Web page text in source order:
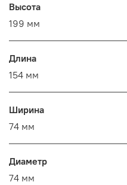
Высота
199 мм
Длина
154 мм
Ширина
74 мм
Диаметр
74 мм